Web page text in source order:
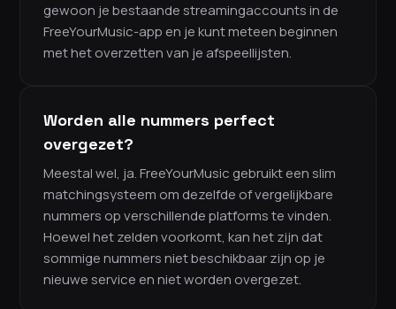
gewoon je bestaande streamingaccounts in de
FreeYourMusic-app en je kunt meteen beginnen
met het overzetten van je afspeellijsten.
Worden alle nummers perfect
overgezet?
Meestal wel, ja. FreeYourMusic gebruikt een slim
matchingsysteem om dezelfde of vergelijkbare
nummers op verschillende platforms te vinden.
Hoewel het zelden voorkomt, kan het zijn dat
sommige nummers niet beschikbaar zijn op je
nieuwe service en niet worden overgezet.